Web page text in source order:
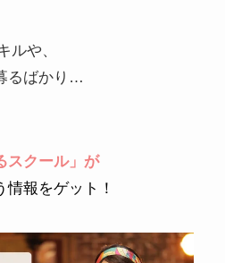
ルや、
るばかり…
スクール」が
情報をゲット！